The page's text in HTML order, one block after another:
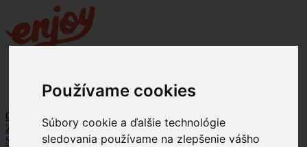
Používame cookies
Súbory cookie a ďalšie technológie
sledovania používame na zlepšenie vášho
info@enjoyracing.cz
0Kč
Zpět na web
SK